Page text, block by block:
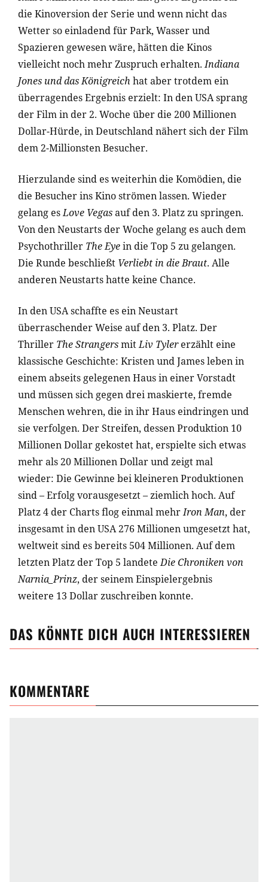
die Kinoversion der Serie und wenn nicht das
Wetter so einladend für Park, Wasser und
Spazieren gewesen wäre, hätten die Kinos
vielleicht noch mehr Zuspruch erhalten.Indiana
Jones und das Königreich hat aber trotdem ein
überragendes Ergebnis erzielt: In den USA sprang
der Film in der 2. Woche über die 200 Millionen
Dollar-Hürde, in Deutschland nähert sich der Film
dem 2-Millionsten Besucher.
Hierzulande sind es weiterhin die Komödien, die
die Besucher ins Kino strömen lassen. Wieder
gelang esLove Vegasauf den 3. Platz zu springen.
Von den Neustarts der Woche gelang es auch dem
Psychothriller The Eyein die Top 5 zu gelangen.
Die Runde beschließt Verliebt in die Braut. Alle
anderen Neustarts hatte keine Chance.
In den USA schaffte es ein Neustart
überraschender Weise auf den 3. Platz. Der
Thriller The StrangersmitLiv Tylererzählt eine
klassische Geschichte: Kristen und James leben in
einem abseits gelegenen Haus in einer Vorstadt
und müssen sich gegen drei maskierte, fremde
Menschen wehren, die in ihr Haus eindringen und
sie verfolgen. Der Streifen, dessen Produktion 10
Millionen Dollar gekostet hat, erspielte sich etwas
mehr als 20 Millionen Dollar und zeigt mal
wieder: Die Gewinne bei kleineren Produktionen
sind – Erfolg vorausgesetzt – ziemlich hoch. Auf
Platz 4 der Charts flog einmal mehrIron Man, der
insgesamt in den USA 276 Millionen umgesetzt hat,
weltweit sind es bereits 504 Millionen. Auf dem
letzten Platz der Top 5 landeteDie Chroniken von
Narnia_Prinz, der seinem Einspielergebnis
weitere 13 Dollar zuschreiben konnte.
DAS KÖNNTE DICH AUCH INTERESSIEREN
KOMMENTARE